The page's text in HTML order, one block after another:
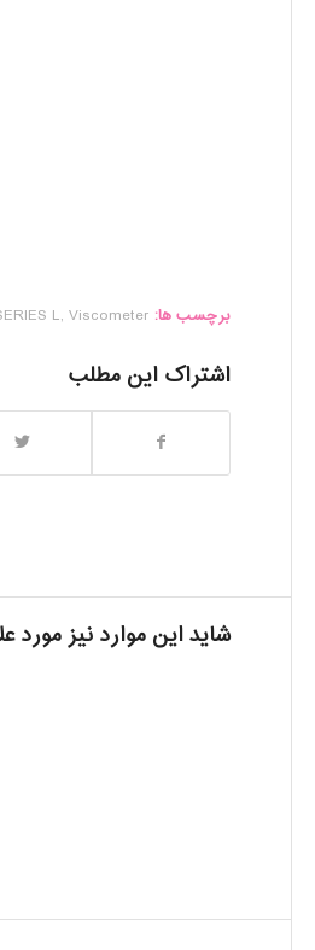
برچسب ها: L, Viscometer
اشتراک این مطلب
شاید این موارد نیز مورد